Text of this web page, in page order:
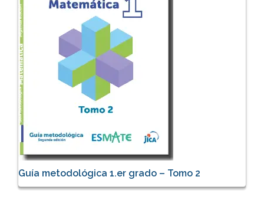
Guía metodológica 1.er grado – Tomo 2